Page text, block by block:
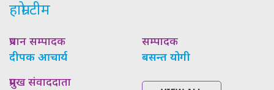
हाम्रो टीम
प्रधान सम्पादक
दीपक आचार्य
सम्पादक
बसन्त योगी
प्रमुख संवाददाता